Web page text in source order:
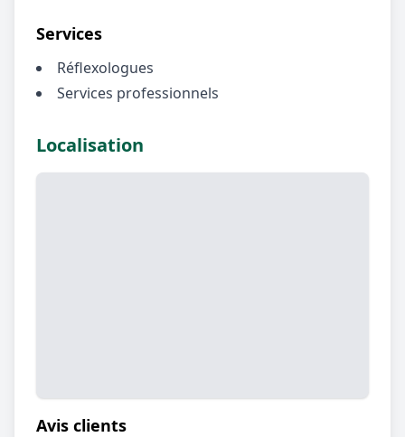
Services
Réflexologues
Services professionnels
Localisation
Avis clients